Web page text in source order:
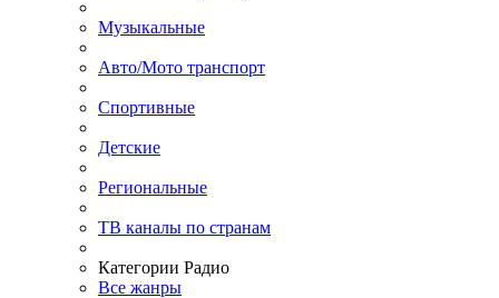
Музыкальные
Авто/Мото транспорт
Спортивные
Детские
Региональные
ТВ каналы по странам
Категории Радио
Все жанры